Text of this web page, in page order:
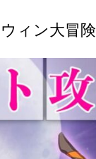
ィン大冒険